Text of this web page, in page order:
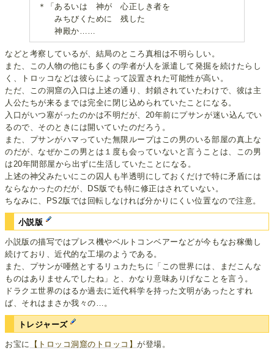
＊「あるいは 神が 心正しき者を
みちびくために 残した
神殿か……
などと考察しているが、結局のところ真相は不明らしい。
また、この人物の他にも多くの学者が人を派遣して発掘を続けたらし
く、トロッコなどは彼らによって設置された可能性が高い。
ただ、この洞窟の入口は上述の通り、封鎖されていたわけで、彼は主
人公たちが来るまでは完全に閉じ込められていたことになる。
入口がいつ塞がったのかは不明だが、20年前にプサンが迷い込んでい
るので、そのときには開いていたのだろう。
また、プサンがハマっていた無限ループはこの男のいる部屋の真上な
のだが、なぜかこの男とは１度も会っていないと言うことは、この男
は20年間部屋から出ずに生活していたことになる。
上述の神父みたいにこの囚人も半透明にしておくだけで特に矛盾には
ならなかったのだが、DS版でも特に修正はされていない。
ちなみに、PS2版では回転しなければ分かりにくい位置なので注意。
小説版
小説版の描写ではプレス機やベルトコンベアーなどが今もなお稼働し
続けており、近代的な工場のようである。
また、プサンが唖然とするリュカたちに「この世界には、まだこんな
ものはありませんでしたね」と、かなり意味ありげなことを言う。
ドラクエ世界のはるか過去に近代科学を持った文明があったとすれ
ば、それはまさか我々の…。
トレジャーズ
お宝に 【トロッコ洞窟のトロッコ】が登場。